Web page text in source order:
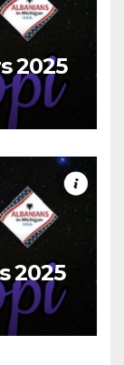
2025
2025